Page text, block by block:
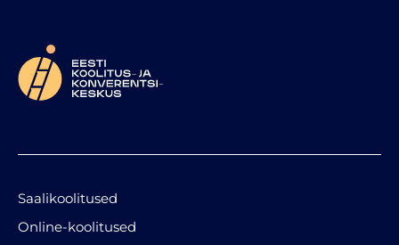
Saalikoolitused
Online-koolitused